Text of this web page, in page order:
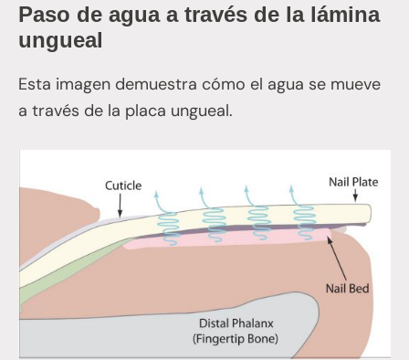
Paso de agua a través de la lámina
ungueal
Esta imagen demuestra cómo el agua se mueve
a través de la placa ungueal.